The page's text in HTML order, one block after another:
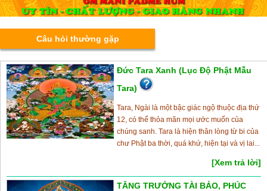
Câu hỏi thường gặp
Đức Tara Xanh (Lục Độ Phật Mẫu
Tara)
Tara, Ngài là một bậc giác ngộ thuộc địa thứ
12, có thể thỏa mãn mọi ước muốn của
chúng sanh. Tara là hiện thân lòng từ bi của
chư Phật ba thời, quá khứ, hiện tại và vị lai...
[Xem trả lời]
TĂNG TRƯỞNG TÀI BẢO, PHÚC